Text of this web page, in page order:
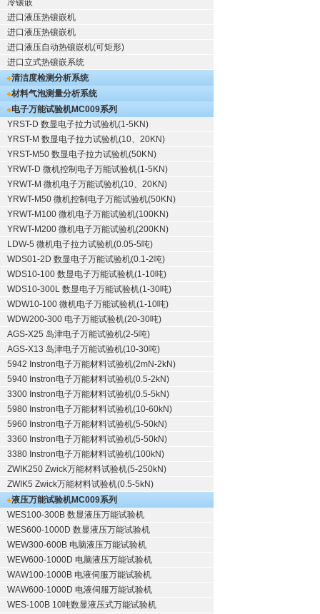
冷镶嵌
进口液压热镶嵌机
进口液压热镶嵌机
进口液压自动热镶嵌机(可矩形)
进口立式热镶嵌系统
清洁度检测分析系统
材料气泡测量分析系统
电子万能试验机MC009系列
YRST-D 数显电子拉力试验机(1-5KN)
YRST-M 数显电子拉力试验机(10、20KN)
YRST-M50 数显电子拉力试验机(50KN)
YRWT-D 微机控制电子万能试验机(1-5KN)
YRWT-M 微机电子万能试验机(10、20KN)
YRWT-M50 微机控制电子万能试验机(50KN)
YRWT-M100 微机电子万能试验机(100KN)
YRWT-M200 微机电子万能试验机(200KN)
LDW-5 微机电子拉力试验机(0.05-5吨)
WDS01-2D 数显电子万能试验机(0.1-2吨)
WDS10-100 数显电子万能试验机(1-10吨)
WDS10-300L 数显电子万能试验机(1-30吨)
WDW10-100 微机电子万能试验机(1-10吨)
WDW200-300 电子万能试验机(20-30吨)
AGS-X25 岛津电子万能试验机(2-5吨)
AGS-X13 岛津电子万能试验机(10-30吨)
5942 Instron电子万能材料试验机(2mN-2kN)
5940 Instron电子万能材料试验机(0.5-2kN)
3300 Instron电子万能材料试验机(0.5-5kN)
5980 Instron电子万能材料试验机(10-60kN)
5960 Instron电子万能材料试验机(5-50kN)
3360 Instron电子万能材料试验机(5-50kN)
3380 Instron电子万能材料试验机(100kN)
ZWIK250 Zwick万能材料试验机(5-250kN)
ZWIK5 Zwick万能材料试验机(0.5-5kN)
液压万能试验机MC009系列
WES100-300B 数显液压万能试验机
WES600-1000D 数显液压万能试验机
WEW300-600B 电脑液压万能试验机
WEW600-1000D 电脑液压万能试验机
WAW100-1000B 电液伺服万能试验机
WAW600-1000D 电液伺服万能试验机
WES-100B 10吨数显液压式万能试验机